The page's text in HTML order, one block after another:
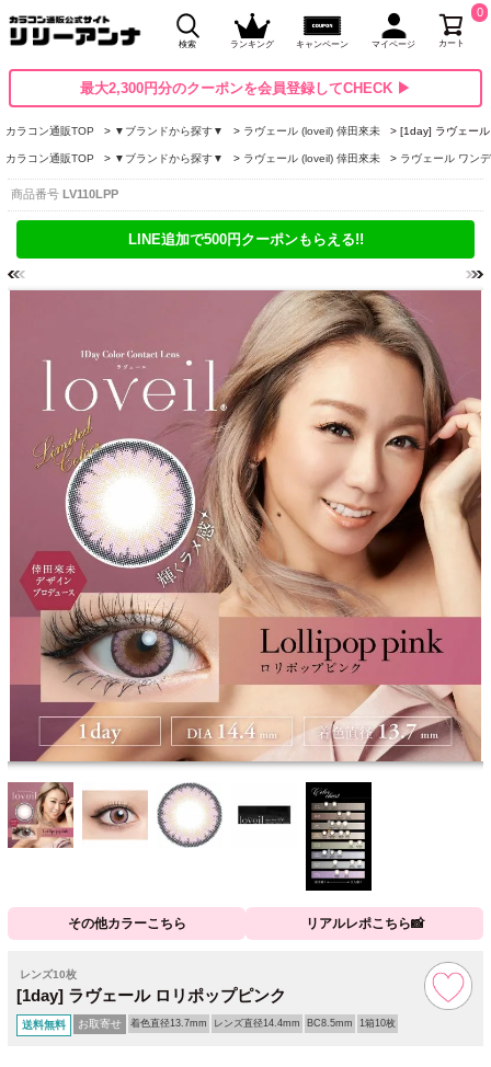
検索 ランキング キャンペーン マイページ カート
0
最大2,300円分のクーポンを会員登録してCHECK ▶
カラコン通販TOP ▼ブランドから探す▼ ラヴェール (loveil) 倖田來未 [1day] ラヴェー
カラコン通販TOP ▼ブランドから探す▼ ラヴェール (loveil) 倖田來未 ラヴェール ワン
商品番号 LV110LPP
LINE追加で500円クーポンもらえる!!
その他カラーこちら リアルレポこちら📸
レンズ10枚
[1day] ラヴェール ロリポップピンク
送料無料 お取寄せ 着色直径13.7mm レンズ直径14.4mm BC8.5mm 1箱10枚